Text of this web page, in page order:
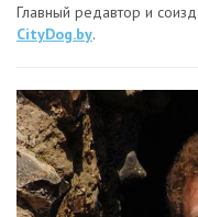
Главный редавтор и
CityDog.by.